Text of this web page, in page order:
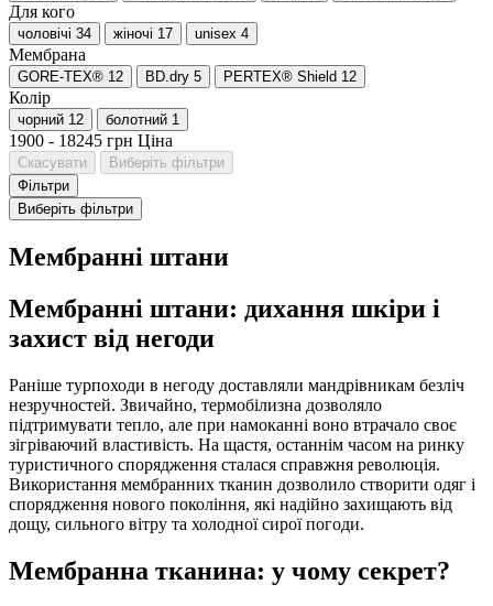
Для кого
чоловічі 34 жіночі 17 unisex 4
Мембрана
GORE-TEX® 12 BD.dry 5 PERTEX® Shield 12
Колір
чорний 12 болотний 1
1900 - 18245 грн Ціна
Скасувати
Виберіть фільтри
Фільтри
Виберіть фільтри
Мембранні штани
Мембранні штани: дихання шкіри і
захист від негоди
Раніше турпоходи в негоду доставляли мандрівникам безліч
незручностей. Звичайно, термобілизна дозволяло
підтримувати тепло, але при намоканні воно втрачало своє
зігріваючий властивість. На щастя, останнім часом на ринку
туристичного спорядження сталася справжня революція.
Використання мембранних тканин дозволило створити одяг і
спорядження нового покоління, які надійно захищають від
дощу, сильного вітру та холодної сирої погоди.
Мембранна тканина: у чому секрет?